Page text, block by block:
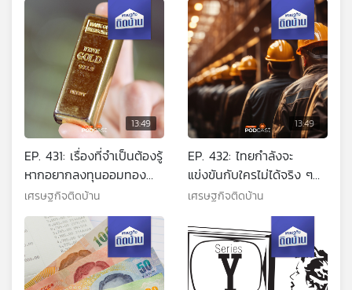
13:49
EP. 431: เรื่องที่จำเป็นต้องรู้
หากอยากลงทุนออมทองคำ
ออนไลน์
เศรษฐกิจติดบ้าน
13:49
EP. 432: ไทยกำลังจะ
แข่งขันกับใครไม่ได้จริง ๆ
หรือ
เศรษฐกิจติดบ้าน